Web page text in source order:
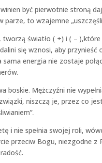
być pierwotnie stroną
parze, to wzajemne
światło ( +) i ( –
się wznosi, aby
energia nie zostaje
boskie. Mężczyźni nie
niszczą je, przez co
i nie spełnia swojej roli,
przeciw Bogu, niezgodne